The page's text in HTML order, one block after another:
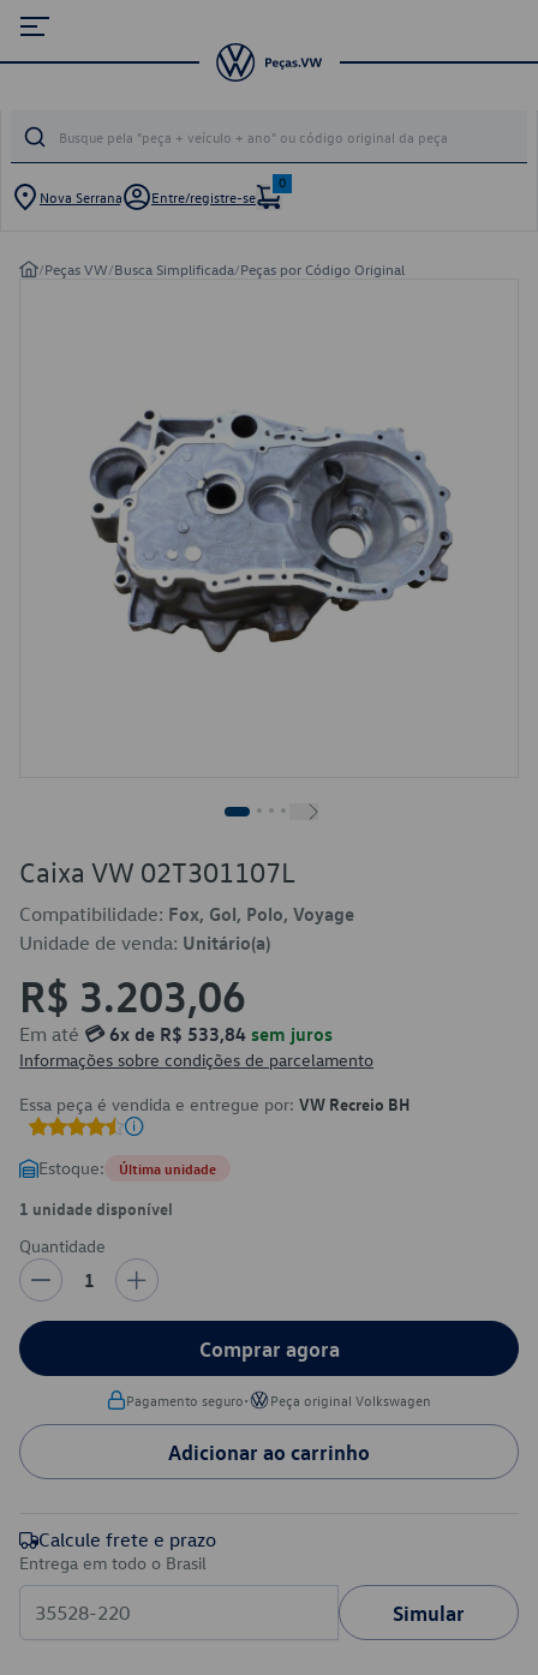
Nova Serrana Entre/registre-se
0
/Peças VW/Busca Simplificada/Peças por Código Original
Caixa VW 02T301107L
Compatibilidade: Fox, Gol, Polo, Voyage
Unidade de venda: Unitário(a)
R$ 3.203,06
Em até 💳 6x de R$ 533,84 sem juros
Informações sobre condições de parcelamento
Essa peça é vendida e entregue por: VW Recreio BH
Estoque: Última unidade
1 unidade disponível
Quantidade
1
Comprar agora
Pagamento seguro• Peça original Volkswagen
Adicionar ao carrinho
Calcule frete e prazo
Entrega em todo o Brasil
Simular